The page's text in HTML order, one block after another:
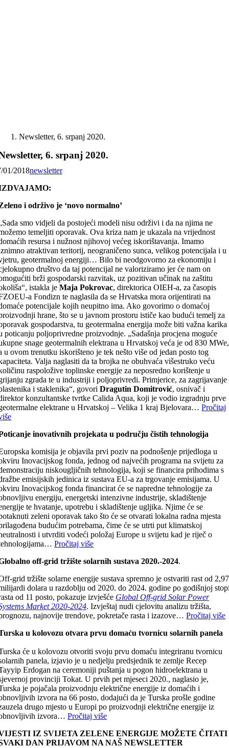
Newsletter, 6. srpanj 2020.
6. srpanj 2020.
01/2018newsletter
i održivo je ‘novo normalno’
smo vidjeli da postojeći modeli nisu održivi i da na njima ne
temeljiti oporavak. Ova kriza nam je ukazala na vrijednost
resursa i nužnost njihovoj većeg iskorištavanja. Imamo
atraktivan teritorij, neograničeno sunca, velikog potencijala i u
geotermalnoj energiji… Bilo bi neodgovorno za ekonomiju i
društvo da taj potencijal ne valoriziramo jer će nam on
brži gospodarski razvitak, uz pozitivan učinak na zaštitu
istakla jeMajaPokrovac, direktorica OIEH-a, za časopis
a Fondizn te naglasila da se Hrvatska mora orijentirati na
potencijale kojih neupitno ima. Ako govorimo o domaćoj
hrane, što se u javnom prostoru ističe kao budući temelj za
gospodarstva, tu geotermalna energija može biti važna karika
poticanju poljoprivredne proizvodnje. „Sadašnja procjena moguće
snage geotermalnih elektrana u Hrvatskoj veća je od 830 MWe,
u ovom trenutku iskorišteno je tek nešto više od jedan posto tog
Valja naglasiti da ta brojka ne obuhvaća višestruko veću
raspoložive toplinske energije za neposredno korištenje u
zgrada te u industriji i poljoprivredi. Primjerice, za zagrijavanje
i staklenika“, govoriDragutin Domitrović, osnivač i
konzultantske tvrtke Calida Aqua, koji je vodio izgradnju prve
elektrane u Hrvatskoj – Velika 1 kraj Bjelovara…Pročitaj
inovativnih projekata u području čistih tehnologija
komisija je objavila prvi poziv na podnošenje prijedloga u
Inovacijskog fonda, jednog od najvećih programa na svijetu za
niskougljičnih tehnologija, koji se financira prihodima s
emisijskih jedinica iz sustava EU-a za trgovanje emisijama. U
Inovacijskog fonda financirat će se napredne tehnologije za
energiju, energetski intenzivne industrije, skladištenje
te hvatanje, upotrebu i skladištenje ugljika. Njime će se
zeleni oporavak tako što će se otvarati lokalna radna mjesta
budućim potrebama, čime će se utrti put klimatskoj
i utvrditi vodeći položaj Europe u svijetu kad je riječ o
Pročitaj više
off-grid tržište solarnih sustava 2020.-2024.
grid tržište solarne energije sustava spremno je ostvariti rast od 2,97
dolara u razdoblju od 2020. do 2024. godine po godišnjoj
od 11 posto, pokazuje izvješće Global Off-grid Solar Power
Market 2020-2024. Izvještaj nudi cjelovitu analizu tržišta,
najnovije trendove, pokretače rasta i izazove…Pročitaj više
u kolovozu otvara prvu domaću tvornicu solarnih panela
će u kolovozu otvoriti svoju prvu domaću integriranu tvornicu
panela, izjavio je u nedjelju predsjednik te zemlje Recep
Erdogan na ceremoniji puštanja u pogon hidroelektrana u
provinciji Tokat. U prvih pet mjeseci 2020., naglasio je,
je pojačala proizvodnju električne energije iz domaćih i
izvora na 66 posto, dodajući da je Turska prošle godine
drugo mjesto u Europi po proizvodnji električne energije iz
izvora…Pročitaj više
IZ SVIJETA ZELENE ENERGIJE MOŽETE ČITATI
DAN PRIJAVOM NA NAŠ NEWSLETTER